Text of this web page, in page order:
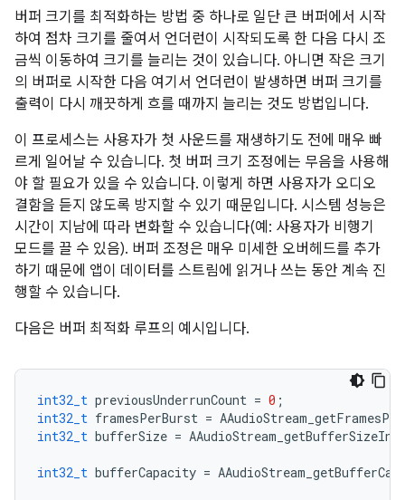
버퍼 크기를 최적화하는 방법 중 하나로 일단 큰 버퍼에서 시작
하여 점차 크기를 줄여서 언더런이 시작되도록 한 다음 다시 조
금씩 이동하여 크기를 늘리는 것이 있습니다. 아니면 작은 크기
의 버퍼로 시작한 다음 여기서 언더런이 발생하면 버퍼 크기를
출력이 다시 깨끗하게 흐를 때까지 늘리는 것도 방법입니다.
이 프로세스는 사용자가 첫 사운드를 재생하기도 전에 매우 빠
르게 일어날 수 있습니다. 첫 버퍼 크기 조정에는 무음을 사용해
야 할 필요가 있을 수 있습니다. 이렇게 하면 사용자가 오디오
결함을 듣지 않도록 방지할 수 있기 때문입니다. 시스템 성능은
시간이 지남에 따라 변화할 수 있습니다(예: 사용자가 비행기
모드를 끌 수 있음). 버퍼 조정은 매우 미세한 오버헤드를 추가
하기 때문에 앱이 데이터를 스트림에 읽거나 쓰는 동안 계속 진
행할 수 있습니다.
다음은 버퍼 최적화 루프의 예시입니다.
int32_t previousUnderrunCount = 0 ;
int32_t framesPerBurst =
int32_t bufferSize =
int32_t bufferCapacity =